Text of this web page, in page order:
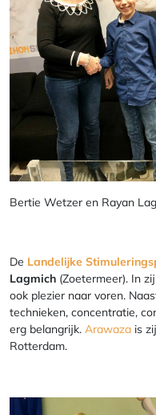
Bertie Wetzer en Rayan
De Landelijke
Lagmich (Zoetermeer). In
ook plezier naar voren.
technieken, concentratie,
erg belangrijk. Arawaza is
Rotterdam.